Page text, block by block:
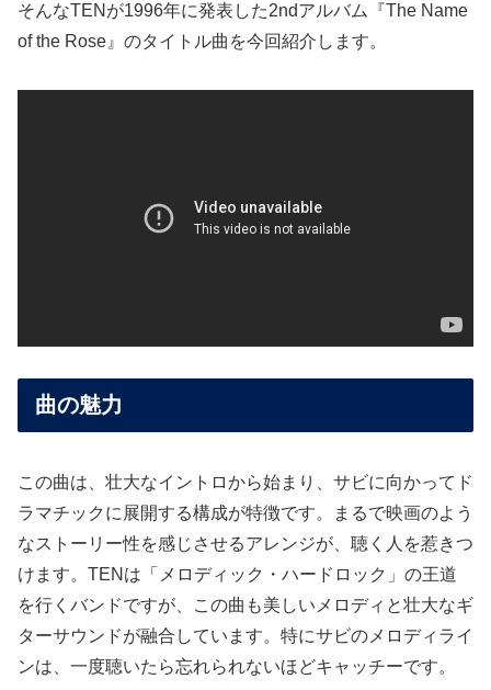
そんなTENが1996年に発表した2ndアルバム『The Name
of the Rose』のタイトル曲を今回紹介します。
曲の魅力
この曲は、壮大なイントロから始まり、サビに向かってド
ラマチックに展開する構成が特徴です。まるで映画のよう
なストーリー性を感じさせるアレンジが、聴く人を惹きつ
けます。TENは「メロディック・ハードロック」の王道
を行くバンドですが、この曲も美しいメロディと壮大なギ
ターサウンドが融合しています。特にサビのメロディライ
ンは、一度聴いたら忘れられないほどキャッチーです。